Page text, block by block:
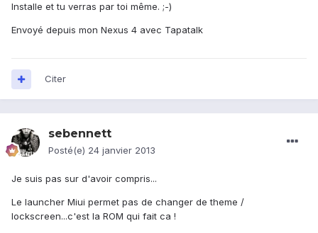
Installe et tu verras par toi même. ;-)
Envoyé depuis mon Nexus 4 avec Tapatalk
Citer
sebennett
Posté(e) 24 janvier 2013
Je suis pas sur d'avoir compris...
Le launcher Miui permet pas de changer de theme /
lockscreen...c'est la ROM qui fait ca !